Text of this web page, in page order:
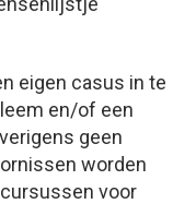
eigen casus in te
en/of een
geen
worden
voor